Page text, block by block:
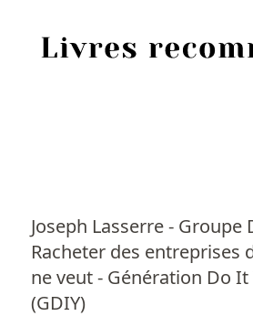
Joseph Lasserre - Groupe
Racheter des entreprises
ne veut - Génération Do
(GDIY)
Personnes
Livres